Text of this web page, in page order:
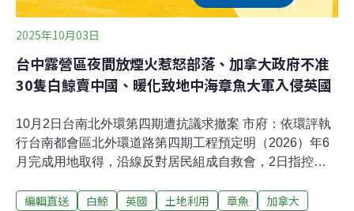
2025年10月03日
台中露營區夜間放煙火惹怒部落、加拿大政府不准
30隻白鯨賣中國、暖化致地中海章魚大軍入侵英國
10月2日台南北外環第四期遭抗議求撤案 市府：依環評執
行台南都會區北外環道路第四期工程預定明（2026）年6
月完成用地取得，沿線反對居民組成自救會，2日指控北
行，也會持續對外溝通。（中央社報導）公園遊具曝曬滾
編輯直送 白鯨 英國 土地利用 章魚
加拿大